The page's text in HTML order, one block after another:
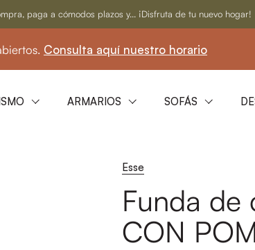
paga a cómodos plazos y... ¡Disfruta de tu nuevo hogar!
aquí nuestro horario ☀️ En
ARMARIOS SOFÁS
Esse
Funda de
CON